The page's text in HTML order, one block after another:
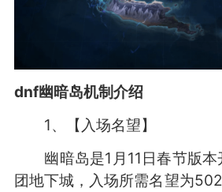
dnf幽暗岛机制介绍
1、【入场名望】
幽暗岛是1月11日春节版本
团地下城，入场所需名望为